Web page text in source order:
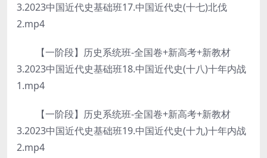
3.2023中国近代史基础班17.中国近代史(十七)北伐
2.mp4
【一阶段】历史系统班-全国卷+新高考+新教材
3.2023中国近代史基础班18.中国近代史(十八)十年内战
1.mp4
【一阶段】历史系统班-全国卷+新高考+新教材
3.2023中国近代史基础班19.中国近代史(十九)十年内战
2.mp4